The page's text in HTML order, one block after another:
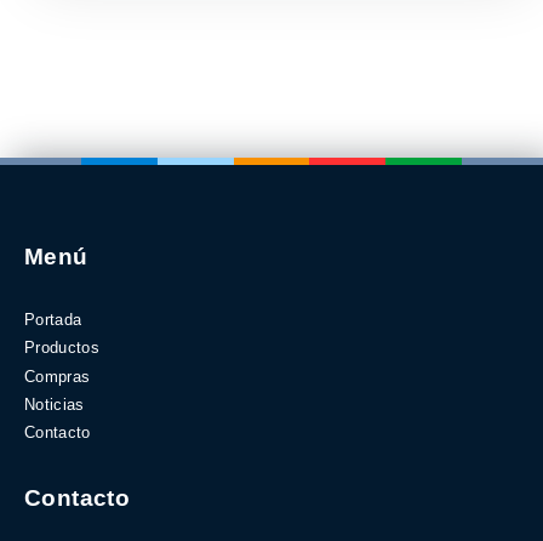
Menú
Portada
Productos
Compras
Noticias
Contacto
Contacto